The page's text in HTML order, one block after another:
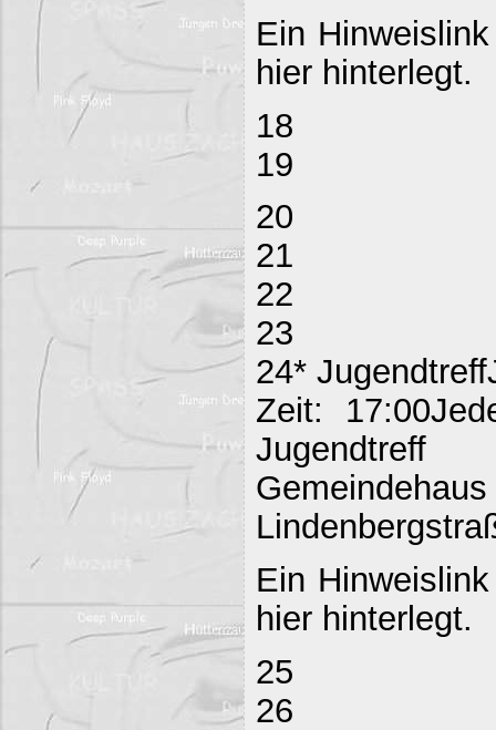
Ein
hier hinterlegt.
18
19
20
21
22
23
24*
Zeit:
Jugendtreff
Ein
hier hinterlegt.
25
26